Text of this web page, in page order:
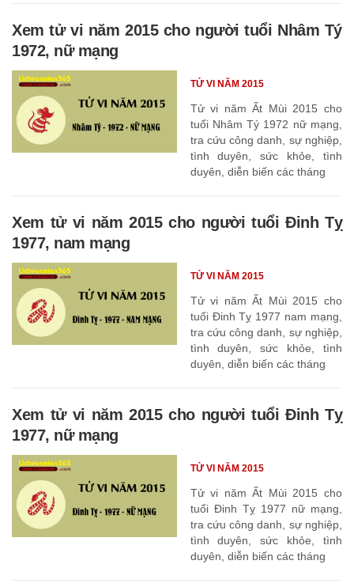
Xem tử vi năm 2015 cho người tuổi Nhâm Tý
1972, nữ mạng
Tử vi năm Ất Mùi 2015 cho
tuổi Nhâm Tý 1972 nữ mạng,
tra cứu công danh, sự nghiệp,
tình duyên, sức khỏe, tình
duyên, diễn biến các tháng
TỬ VI NĂM 2015
Xem tử vi năm 2015 cho người tuổi Đinh Tỵ
1977, nam mạng
Tử vi năm Ất Mùi 2015 cho
tuổi Đinh Tỵ 1977 nam mạng,
tra cứu công danh, sự nghiệp,
tình duyên, sức khỏe, tình
duyên, diễn biến các tháng
TỬ VI NĂM 2015
Xem tử vi năm 2015 cho người tuổi Đinh Tỵ
1977, nữ mạng
Tử vi năm Ất Mùi 2015 cho
tuổi Đinh Tỵ 1977 nữ mạng,
tra cứu công danh, sự nghiệp,
tình duyên, sức khỏe, tình
duyên, diễn biến các tháng
TỬ VI NĂM 2015